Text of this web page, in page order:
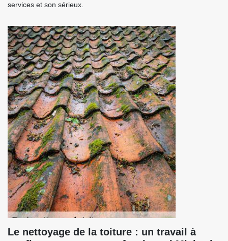
services et son sérieux.
Le nettoyage de la toiture : un travail à